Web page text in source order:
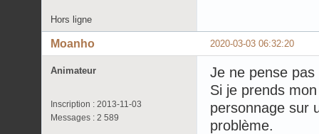
Hors ligne
2020-03-03 06:32:20
Moanho
Animateur
Inscription : 2013-11-03
Messages : 2 589
Je ne pense
Si je prends
personnage sur
problème.